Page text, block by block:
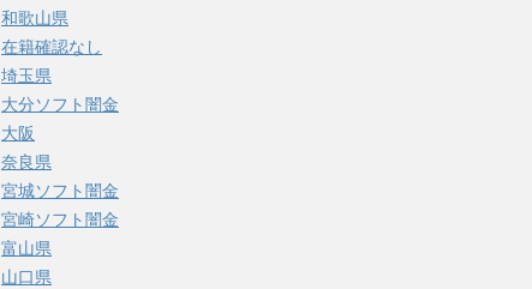
和歌山県
在籍確認なし
埼玉県
大分ソフト闇金
大阪
奈良県
宮城ソフト闇金
宮崎ソフト闇金
富山県
山口県